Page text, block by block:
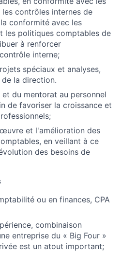
les contrôles internes de
la conformité avec les
les politiques comptables de
à renforcer
interne;
spéciaux et analyses,
de la direction.
et du mentorat au personnel
de favoriser la croissance et
et l'amélioration des
en veillant à ce
des besoins de
ou en finances, CPA
combinaison
entreprise du « Big Four »
est un atout important;